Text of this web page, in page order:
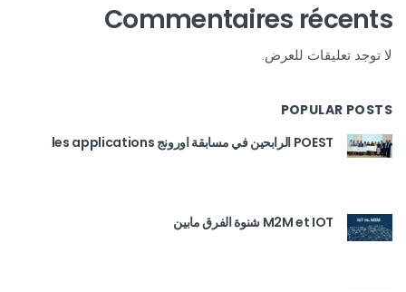
Commentaires récents
لا توجد تعليقات للعرض.
POPULAR POSTS
POEST الرابحين في مسابقة اورونج les applications
M2M et IOT شنوة الفرق مابين